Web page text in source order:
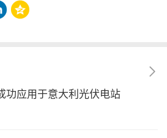
功应用于意大利光伏电站